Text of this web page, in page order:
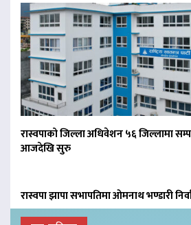
रास्वपाको जिल्ला अधिवेशन ५६ जिल्लामा
आजदेखि सुरु
रास्वपा झापा सभापतिमा ओमनाथ भण्डारी